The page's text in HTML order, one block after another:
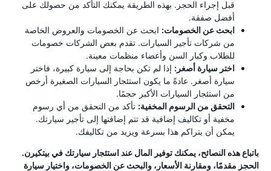
قبل إجراء الحجز. بهذه الطريقة يمكنك التأكد من حصولك على
أفضل صفقة.
ابحث عن الخصومات: ابحث عن الخصومات والعروض الخاصة
من شركات تأجير السيارات. تقدم بعض الشركات خصومات
للطلاب وكبار السن وأعضاء منظمات معينة.
اختر سيارة أصغر: إذا لم تكن بحاجة إلى سيارة كبيرة، فاختر
سيارة أصغر. عادةً ما يكون استئجار السيارات الصغيرة أرخص
من استئجار السيارات الأكبر حجمًا.
التحقق من الرسوم المخفية: تأكد من التحقق من أي رسوم
مخفية أو تكاليف إضافية قد تتم إضافتها إلى تأجير سيارتك.
يمكن أن يتراكم هذا بسرعة ويزيد من تكاليفك.
باتباع هذه النصائح، يمكنك توفير المال عند استئجار سيارتك في بيتكيرن.
الحجز مقدمًا، ومقارنة الأسعار، والبحث عن الخصومات، واختيار سيارة